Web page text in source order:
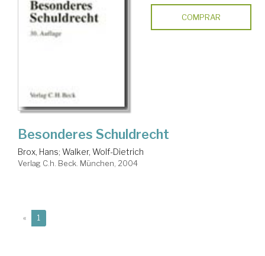
COMPRAR
Besonderes Schuldrecht
Brox, Hans; Walker, Wolf-Dietrich
Verlag C.h. Beck. München, 2004
« 1